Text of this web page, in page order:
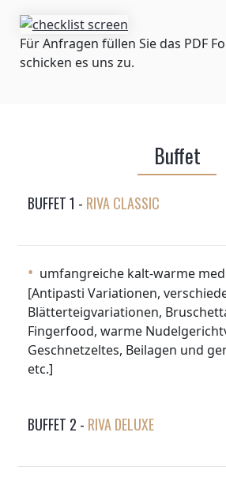
Für Anfragen füllen Sie das PDF
schicken es uns zu.
Buffet
BUFFET 1 - RIVA CLASSIC
umfangreiche kalt-warme
[Antipasti Variationen,
Blätterteigvariationen,
Fingerfood, warme
Geschnetzeltes, Beilagen und
etc.]
BUFFET 2 - RIVA DELUXE